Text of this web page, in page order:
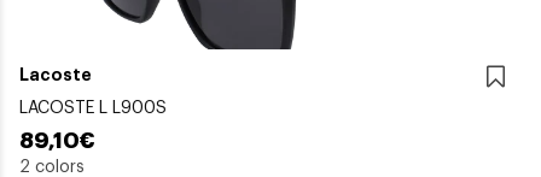
Lacoste
LACOSTE L L900S
89,10€
2 colors